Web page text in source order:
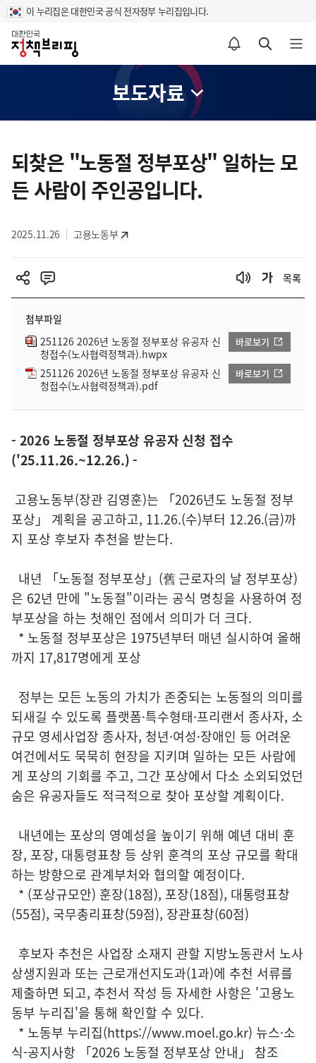
이 누리집은 대한민국 공식 전자정부 누리집입니다.
홈
알림설정 바로가기 검색 바로가기 메뉴 열기
보도자료
텐
츠
영
되찾은 "노동절 정부포상" 일하는 모
든 사람이 주인공입니다.
2025.11.26 고용노동부
목록
첨부파일
251126 2026년 노동절 정부포상 유공자 신
청접수(노사협력정책과).hwpx
바로보기
251126 2026년 노동절 정부포상 유공자 신
청접수(노사협력정책과).pdf
바로보기
- 2026 노동절 정부포상 유공자 신청 접수
('25.11.26.~12.26.) -
고용노동부(장관 김영훈)는 「2026년도 노동절 정부
포상」 계획을 공고하고, 11.26.(수)부터 12.26.(금)까
지 포상 후보자 추천을 받는다.
내년 「노동절 정부포상」(舊 근로자의 날 정부포상)
은 62년 만에 "노동절"이라는 공식 명칭을 사용하여 정
부포상을 하는 첫해인 점에서 의미가 더 크다.
* 노동절 정부포상은 1975년부터 매년 실시하여 올해
까지 17,817명에게 포상
정부는 모든 노동의 가치가 존중되는 노동절의 의미를
되새길 수 있도록 플랫폼·특수형태·프리랜서 종사자, 소
규모 영세사업장 종사자, 청년·여성·장애인 등 어려운
여건에서도 묵묵히 현장을 지키며 일하는 모든 사람에
게 포상의 기회를 주고, 그간 포상에서 다소 소외되었던
숨은 유공자들도 적극적으로 찾아 포상할 계획이다.
내년에는 포상의 영예성을 높이기 위해 예년 대비 훈
장, 포장, 대통령표창 등 상위 훈격의 포상 규모를 확대
하는 방향으로 관계부처와 협의할 예정이다.
* (포상규모안) 훈장(18점), 포장(18점), 대통령표창
(55점), 국무총리표창(59점), 장관표창(60점)
후보자 추천은 사업장 소재지 관할 지방노동관서 노사
상생지원과 또는 근로개선지도과(1과)에 추천 서류를
제출하면 되고, 추천서 작성 등 자세한 사항은 '고용노
동부 누리집'을 통해 확인할 수 있다.
* 노동부 누리집(https://www.moel.go.kr) 뉴스·소
식-공지사항 「2026 노동절 정부포상 안내」 참조